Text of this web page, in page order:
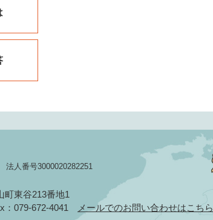
法人番号3000020282251
町東谷213番地1
：079-672-4041 メールでのお問い合わせはこちら